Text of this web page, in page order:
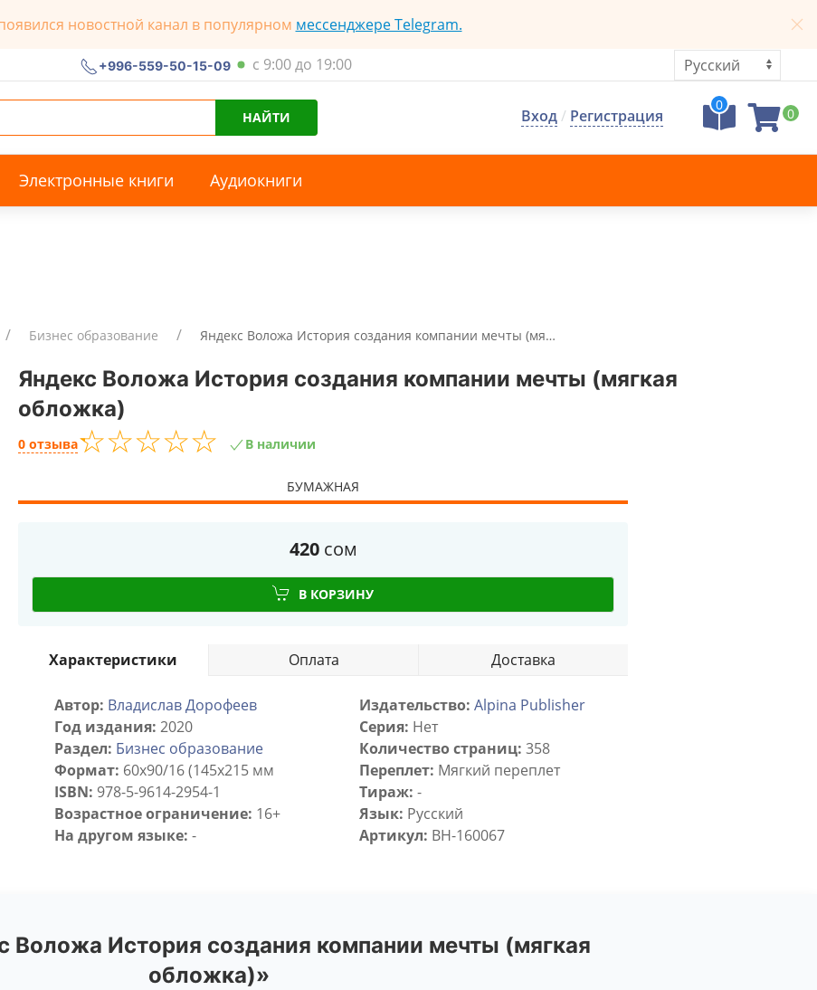
новостной канал в популярном мессенджере Telegram.
+996-559-50-15-09 с 9:00 до 19:00
НАЙТИ Вход/ Регистрация
0
0
Электронные книги Аудиокниги
Бизнес образование Яндекс Воложа История создания компании мечты (мя…
Яндекс Воложа История создания компании мечты (мягкая
обложка)
0 отзыва☆☆☆☆☆
★★★★★ В наличии
БУМАЖНАЯ
420 сом
В КОРЗИНУ
Характеристики Оплата Доставка
Автор: Владислав Дорофеев Издательство: Alpina Publisher
Год издания: 2020 Серия: Нет
Раздел: Бизнес образование Количество страниц: 358
Формат: 60x90/16 (145х215 мм Переплет: Мягкий переплет
ISBN: 978-5-9614-2954-1 Тираж: -
Возрастное ограничение: 16+ Язык: Русский
На другом языке: - Артикул: BH-160067
Воложа История создания компании мечты (мягкая
обложка)»